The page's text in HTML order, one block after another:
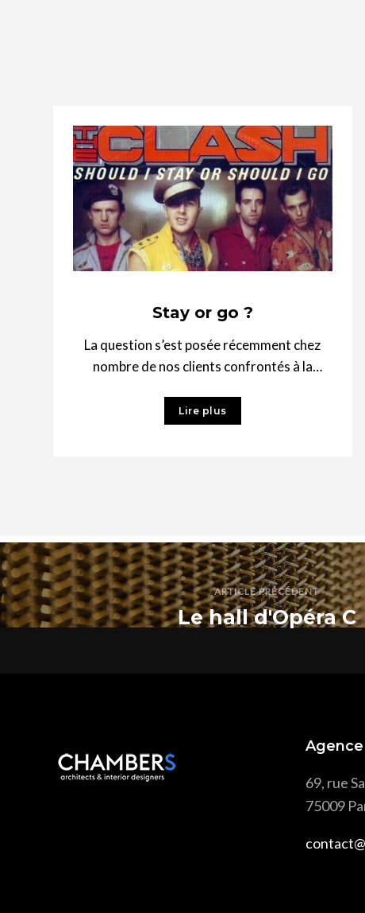
Stay or go ?
La question s’est posée récemment chez
nombre de nos clients confrontés à la
Lire plus
ARTICLE PRÉCÉDENT
Le hall d'Opéra C
Agence
69, rue
75009